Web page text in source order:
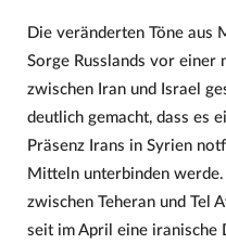
Die veränderten Töne aus
Sorge Russlands vor einer
zwischen Iran und Israel
deutlich gemacht, dass es
Präsenz Irans in Syrien
Mitteln unterbinden
zwischen Teheran und Tel
seit im April eine iranische